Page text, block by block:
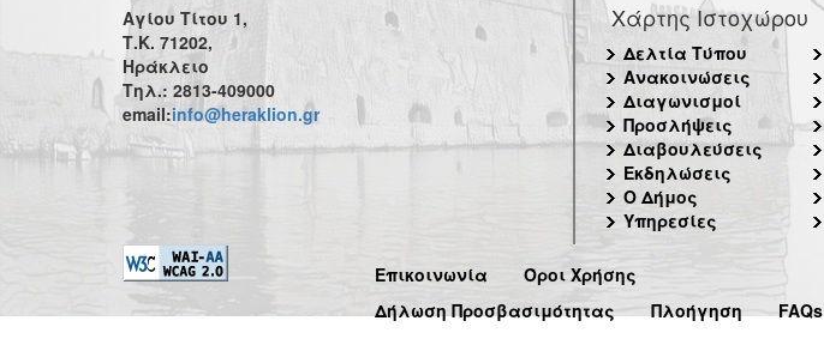
Αγίου Τίτου 1,
Τ.Κ. 71202,
Ηράκλειο
Τηλ.: 2813-409000
email:info@heraklion.gr
Χάρτης Ιστοχώρου
Δελτία Τύπου
Ανακοινώσεις
Διαγωνισμοί
Προσλήψεις
Διαβουλεύσεις
Εκδηλώσεις
Ο Δήμος
Υπηρεσίες
Επικοινωνία
Όροι Χρήσης
Δήλωση Προσβασιμότητας
Πλοήγηση FAQs